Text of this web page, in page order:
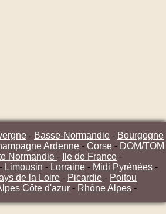
- Basse-Normandie - Bourgogne
Ardenne - Corse - DOM/TOM
Normandie - Ile de France -
- Limousin - Lorraine - Midi Pyrénées -
de la Loire - Picardie - Poitou
Côte d'azur - Rhône Alpes -